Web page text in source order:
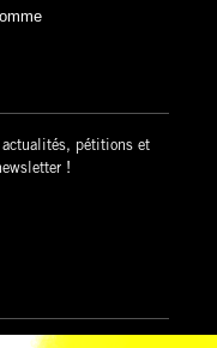
actualités, pétitions et
!